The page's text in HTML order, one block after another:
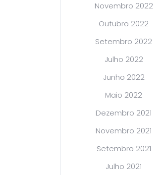
Novembro 2022
Outubro 2022
Setembro 2022
Julho 2022
Junho 2022
Maio 2022
Dezembro 2021
Novembro 2021
Setembro 2021
Julho 2021